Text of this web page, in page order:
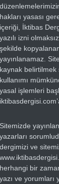
hakları yasası
içeriği, İktibas
yazılı izni
şekilde
yayınlanamaz.
kaynak
kullanımı
yasal işlemleri
Sitemizde
yazarları
dergimizi ve
herhangi bir
yazı ve yorumları